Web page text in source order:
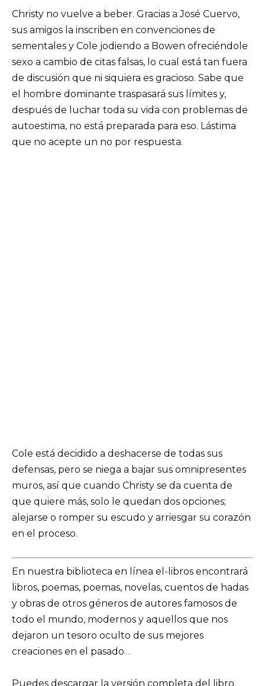
Christy no vuelve a beber. Gracias a José Cuervo,
sus amigos la inscriben en convenciones de
sementales y Cole jodiendo a Bowen ofreciéndole
sexo a cambio de citas falsas, lo cual está tan fuera
de discusión que ni siquiera es gracioso. Sabe que
el hombre dominante traspasará sus límites y,
después de luchar toda su vida con problemas de
autoestima, no está preparada para eso. Lástima
que no acepte un no por respuesta.
Cole está decidido a deshacerse de todas sus
defensas, pero se niega a bajar sus omnipresentes
muros, así que cuando Christy se da cuenta de
que quiere más, solo le quedan dos opciones;
alejarse o romper su escudo y arriesgar su corazón
en el proceso.
En nuestra biblioteca en línea el-libros encontrará
libros, poemas, poemas, novelas, cuentos de hadas
y obras de otros géneros de autores famosos de
todo el mundo, modernos y aquellos que nos
dejaron un tesoro oculto de sus mejores
creaciones en el pasado. .
Puedes descargar la versión completa del libro